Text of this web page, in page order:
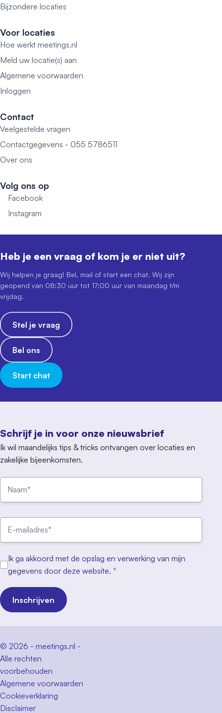
Bijzondere locaties
Voor locaties
Hoe werkt meetings.nl
Meld uw locatie(s) aan
Algemene voorwaarden
Inloggen
Contact
Veelgestelde vragen
Contactgegevens - 055 5786511
Over ons
Volg ons op
Facebook
Instagram
Schrijf je in voor onze nieuwsbrief
Ik wil maandelijks tips & tricks ontvangen over locaties en
zakelijke bijeenkomsten.
Ik ga akkoord met de opslag en verwerking van mijn
gegevens door deze website. *
Inschrijven
Heb je een vraag of kom je er niet uit?
Wij helpen je graag! Bel, mail of start een chat. Wij zijn
geopend van 08:30 uur tot 17:00 uur van maandag t/m
vrijdag.
Stel je vraag
Bel ons
Start chat
© 2026 - meetings.nl -
Alle rechten
voorbehouden
Algemene voorwaarden
Cookieverklaring
Disclaimer